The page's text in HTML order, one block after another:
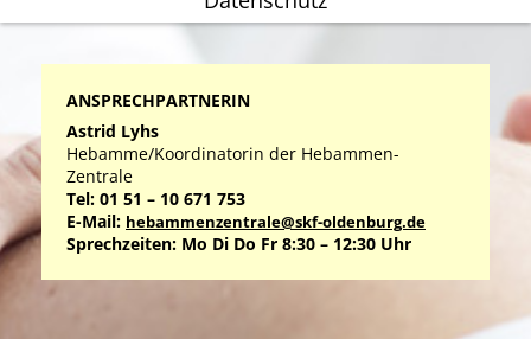
ANSPRECHPARTNERIN
Astrid Lyhs
Hebamme/Koordinatorin der Hebammen-
Zentrale
Tel: 01 51 – 10 671 753
E-Mail: hebammenzentrale@skf-oldenburg.de
Sprechzeiten: Mo Di Do Fr 8:30 – 12:30 Uhr